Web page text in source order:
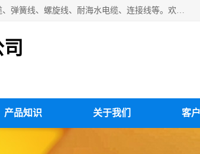
扬州市斯拜秀电缆厂专业生产：弹性电缆、弹簧电缆线、挂车螺旋线、螺旋电缆、弹簧线、螺旋线、耐海水电缆、连接线等。欢迎来电咨询！
产品知识 关于我们 客